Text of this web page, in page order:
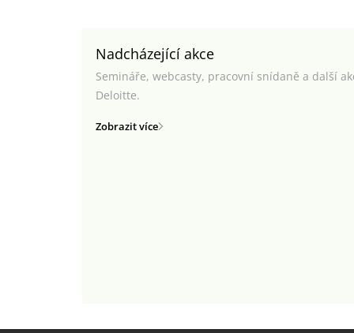
Nadcházející akce
Semináře, webcasty, pracovní snídaně a další
Deloitte.
Zobrazit více